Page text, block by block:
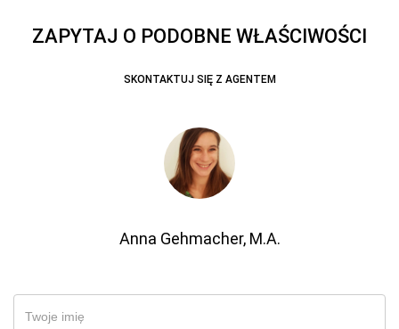
ZAPYTAJ O PODOBNE WŁAŚCIWOŚCI
SKONTAKTUJ SIĘ Z AGENTEM
Anna Gehmacher, M.A.